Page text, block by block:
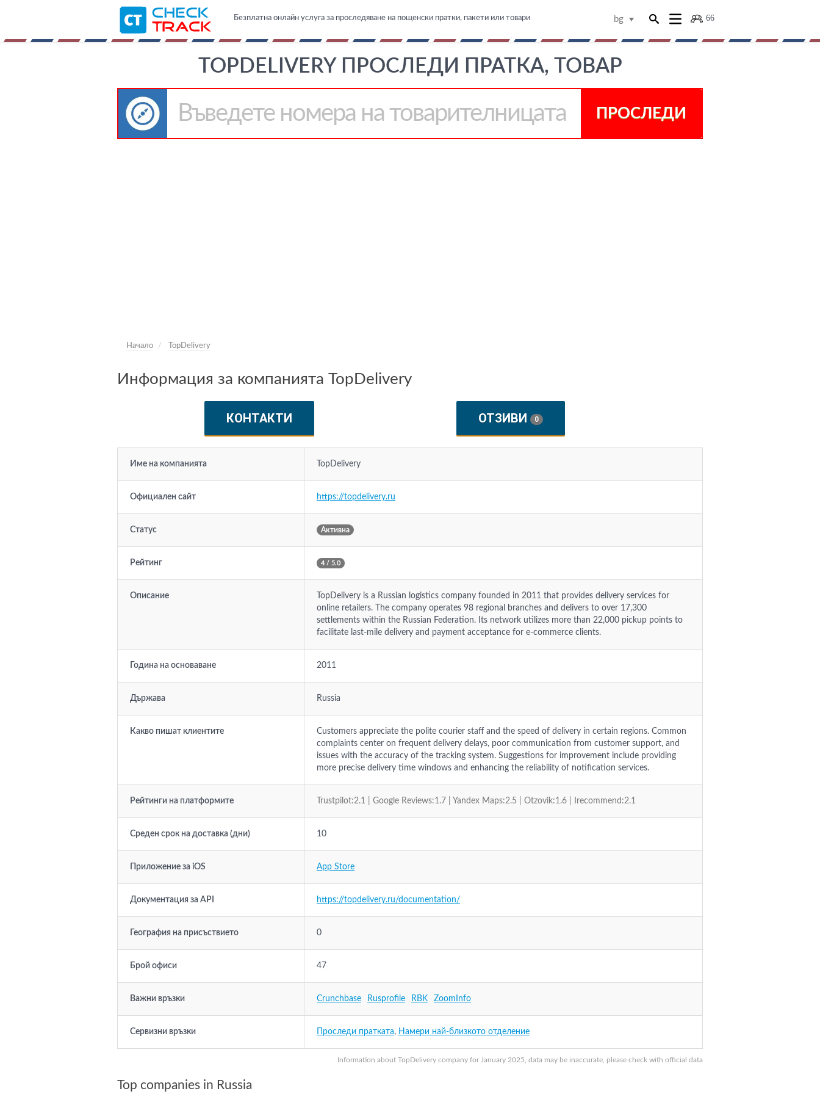
66
bg
Безплатна онлайн услуга за проследяване на пощенски пратки, пакети или товари
TOPDELIVERY ПРОСЛЕДИ ПРАТКА, ТОВАР
ПРОСЛЕДИ
Начало TopDelivery
Информация за компанията TopDelivery
КОНТАКТИ ОТЗИВИ 0
Information about TopDelivery company for January 2025, data may be inaccurate, please check with official data
Име на компанията TopDelivery
Официален сайт https://topdelivery.ru
Статус Активна
Рейтинг 4 / 5.0
Описание
TopDelivery is a Russian logistics company founded in 2011 that provides delivery services for
online retailers. The company operates 98 regional branches and delivers to over 17,300
settlements within the Russian Federation. Its network utilizes more than 22,000 pickup points to
facilitate last-mile delivery and payment acceptance for e-commerce clients.
Година на основаване 2011
Държава Russia
Какво пишат клиентите
Customers appreciate the polite courier staff and the speed of delivery in certain regions. Common
complaints center on frequent delivery delays, poor communication from customer support, and
issues with the accuracy of the tracking system. Suggestions for improvement include providing
more precise delivery time windows and enhancing the reliability of notification services.
Рейтинги на платформите Trustpilot:2.1 | Google Reviews:1.7 | Yandex Maps:2.5 | Otzovik:1.6 | Irecommend:2.1
Среден срок на доставка (дни) 10
Приложение за iOS App Store
Документация за API https://topdelivery.ru/documentation/
География на присъствието 0
Брой офиси 47
Важни връзки Crunchbase Rusprofile RBK ZoomInfo
Сервизни връзки Проследи пратката, Намери най-близкото отделение
Top companies in Russia